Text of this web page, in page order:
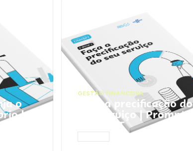
o
|
GESTÃO FINANCEIRA
Faça a precificação do
seu serviço | Prompts
ChatGPT